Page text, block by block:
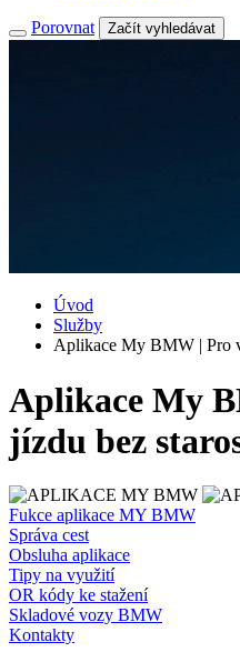
Porovnat Začít vyhledávat
Úvod
Služby
Aplikace My BMW | Pro
Aplikace My
jízdu bez
Fukce aplikace MY BMW
Správa cest
Obsluha aplikace
Tipy na využití
OR kódy ke stažení
Skladové vozy BMW
Kontakty